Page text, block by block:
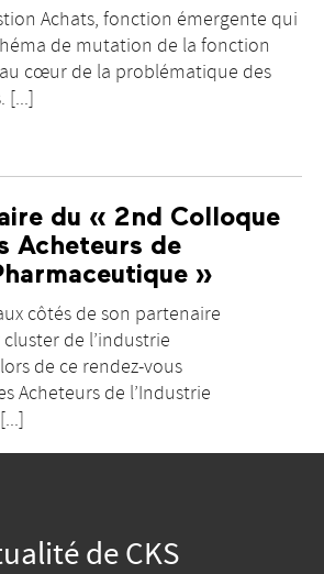
Achats, fonction émergente qui
de mutation de la fonction
au cœur de la problématique des
[...]
du « 2nd Colloque
Acheteurs de
»
côtés de son partenaire
cluster de l’industrie
de ce rendez-vous
Acheteurs de l’Industrie
de CKS